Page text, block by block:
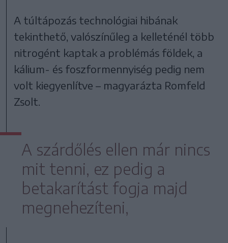
A túltápozás technológiai hibának
tekinthető, valószínűleg a kelleténél több
nitrogént kaptak a problémás földek, a
kálium- és foszformennyiség pedig nem
volt kiegyenlítve – magyarázta Romfeld
Zsolt.
A szárdőlés ellen már nincs
mit tenni, ez pedig a
betakarítást fogja majd
megnehezíteni,